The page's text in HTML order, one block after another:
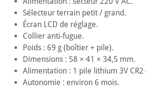
Sélecteur terrain petit / grand.
Écran LCD de réglage.
Collier anti-fugue.
Poids : 69 g (boîtier + pile).
Dimensions : 58 × 41 × 34,5 mm.
Alimentation : 1 pile lithium 3V CR2
Autonomie : environ 6 mois.